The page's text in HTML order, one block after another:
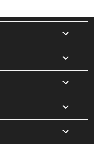
expand_more
expand_more
expand_more
expand_more
expand_more